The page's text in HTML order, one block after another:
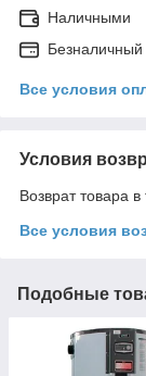
Наличными
Безналичный
Все условия
Условия
Возврат товара
Все условия
Подобные